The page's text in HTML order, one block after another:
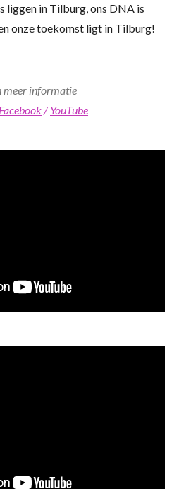
liggen in Tilburg, ons DNA is
onze toekomst ligt in Tilburg!
meer informatie
Facebook /YouTube